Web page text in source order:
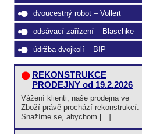
dvoucestný robot – Vollert
odsávací zařízení – Blaschke
údržba dvojkolí – BIP
REKONSTRUKCE
PRODEJNY od 19.2.2026
Vážení klienti, naše prodejna ve
Zboží právě prochází rekonstrukcí.
Snažíme se, abychom [...]